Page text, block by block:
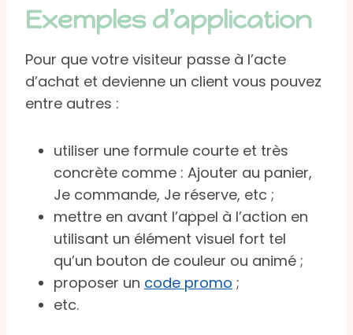
Exemples d’application
Pour que votre visiteur passe à l’acte
d’achat et devienne un client vous pouvez
entre autres :
utiliser une formule courte et très
concrète comme : Ajouter au panier,
Je commande, Je réserve, etc ;
mettre en avant l’appel à l’action en
utilisant un élément visuel fort tel
qu’un bouton de couleur ou animé ;
proposer un code promo ;
etc.